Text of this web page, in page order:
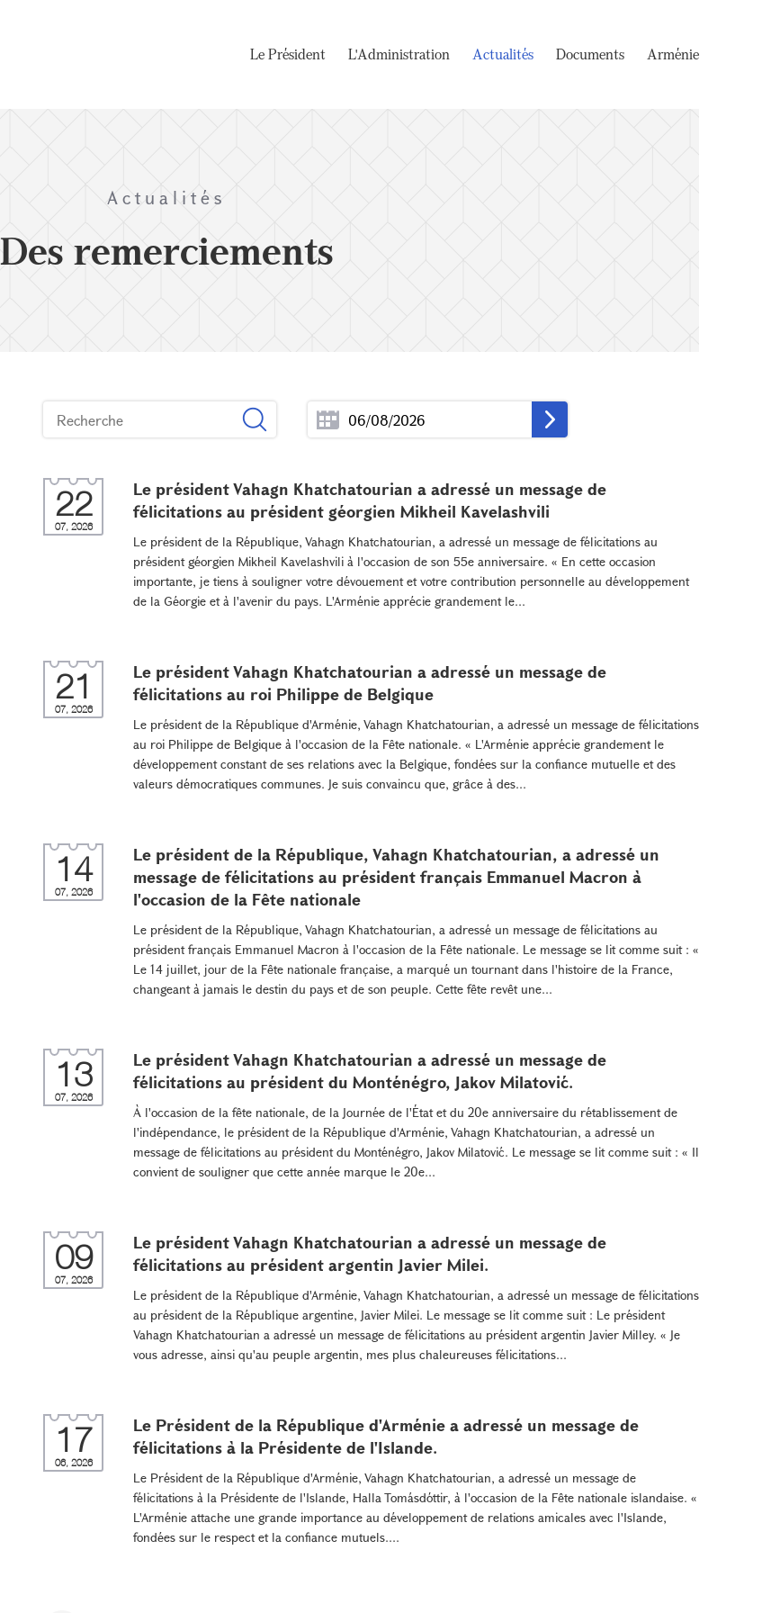
Le Président L'Administration Actualités Documents Arménie
Actualités
Des remerciements
22
07, 2026
Le président Vahagn Khatchatourian a adressé un message de
félicitations au président géorgien Mikheil Kavelashvili
Le président de la République, Vahagn Khatchatourian, a adressé un message de félicitations au
président géorgien Mikheil Kavelashvili à l'occasion de son 55e anniversaire. « En cette occasion
importante, je tiens à souligner votre dévouement et votre contribution personnelle au développement
de la Géorgie et à l'avenir du pays. L'Arménie apprécie grandement le...
21
07, 2026
Le président Vahagn Khatchatourian a adressé un message de
félicitations au roi Philippe de Belgique
Le président de la République d'Arménie, Vahagn Khatchatourian, a adressé un message de félicitations
au roi Philippe de Belgique à l'occasion de la Fête nationale. « L'Arménie apprécie grandement le
développement constant de ses relations avec la Belgique, fondées sur la confiance mutuelle et des
valeurs démocratiques communes. Je suis convaincu que, grâce à des...
14
07, 2026
Le président de la République, Vahagn Khatchatourian, a adressé un
message de félicitations au président français Emmanuel Macron à
l'occasion de la Fête nationale
Le président de la République, Vahagn Khatchatourian, a adressé un message de félicitations au
président français Emmanuel Macron à l'occasion de la Fête nationale. Le message se lit comme suit : «
Le 14 juillet, jour de la Fête nationale française, a marqué un tournant dans l'histoire de la France,
changeant à jamais le destin du pays et de son peuple. Cette fête revêt une...
13
07, 2026
Le président Vahagn Khatchatourian a adressé un message de
félicitations au président du Monténégro, Jakov Milatović.
À l'occasion de la fête nationale, de la Journée de l'État et du 20e anniversaire du rétablissement de
l'indépendance, le président de la République d'Arménie, Vahagn Khatchatourian, a adressé un
message de félicitations au président du Monténégro, Jakov Milatović. Le message se lit comme suit : « Il
convient de souligner que cette année marque le 20e...
09
07, 2026
Le président Vahagn Khatchatourian a adressé un message de
félicitations au président argentin Javier Milei.
Le président de la République d'Arménie, Vahagn Khatchatourian, a adressé un message de félicitations
au président de la République argentine, Javier Milei. Le message se lit comme suit : Le président
Vahagn Khatchatourian a adressé un message de félicitations au président argentin Javier Milley. « Je
vous adresse, ainsi qu'au peuple argentin, mes plus chaleureuses félicitations...
17
06, 2026
Le Président de la République d'Arménie a adressé un message de
félicitations à la Présidente de l'Islande.
Le Président de la République d'Arménie, Vahagn Khatchatourian, a adressé un message de
félicitations à la Présidente de l'Islande, Halla Tomásdóttir, à l'occasion de la Fête nationale islandaise. «
L'Arménie attache une grande importance au développement de relations amicales avec l'Islande,
fondées sur le respect et la confiance mutuels....